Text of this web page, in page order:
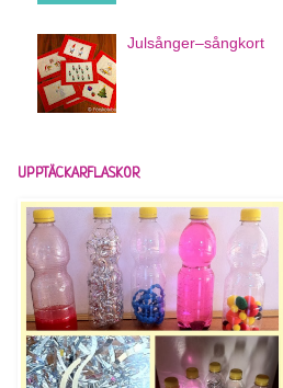
Julsånger–sångkort
UPPTÄCKARFLASKOR